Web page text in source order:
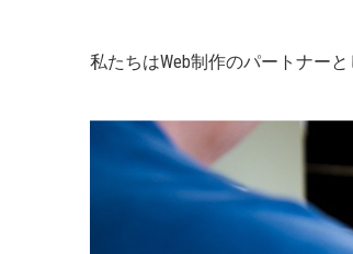
私たちはWeb制作のパートナー